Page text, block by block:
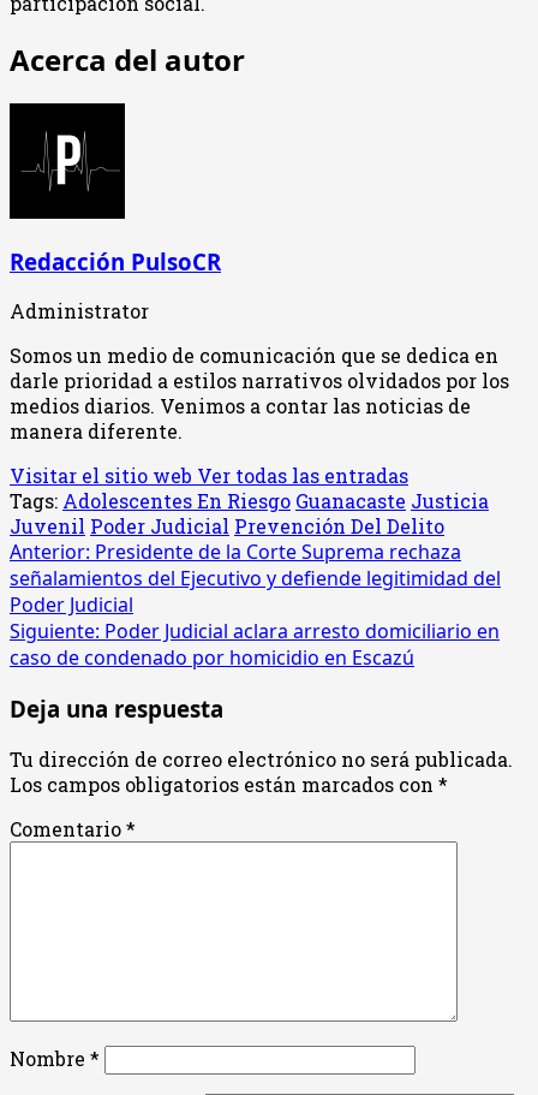
Acerca del autor
Redacción PulsoCR
Administrator
Somos un medio de comunicación que se dedica en
darle prioridad a estilos narrativos olvidados por los
medios diarios. Venimos a contar las noticias de
manera diferente.
Visitar el sitio web Ver todas las entradas
Tags: Adolescentes En Riesgo Guanacaste Justicia
Juvenil Poder Judicial Prevención Del Delito
Navegación
de
entradas
Anterior: Presidente de la Corte Suprema rechaza
señalamientos del Ejecutivo y defiende legitimidad del
Poder Judicial
Siguiente: Poder Judicial aclara arresto domiciliario en
caso de condenado por homicidio en Escazú
Deja una respuesta
Tu dirección de correo electrónico no será publicada.
Los campos obligatorios están marcados con *
Comentario*
Nombre *